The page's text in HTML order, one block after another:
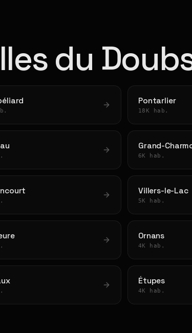
du
Pontarlier
18K hab.
Grand-
6K hab.
Villers-le-Lac
5K hab.
Ornans
4K hab.
Étupes
4K hab.